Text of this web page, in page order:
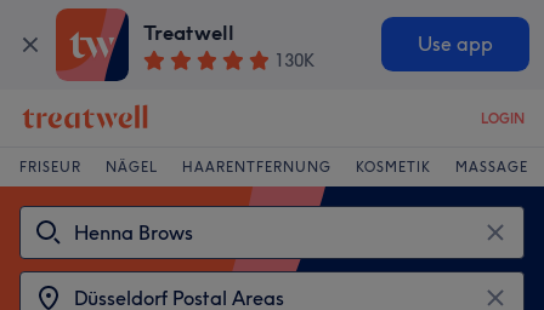
Treatwell
130K
Use app
LOGIN
FRISEUR NÄGEL HAARENTFERNUNG KOSMETIK MASSAGE